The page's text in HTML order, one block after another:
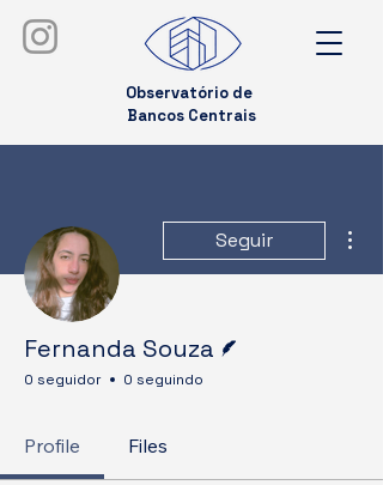
Observatório de
Bancos Centrais
Seguir
Fernanda Souza
0 seguidor 0 seguindo
Profile Files